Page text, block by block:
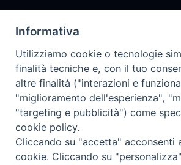
dalle 9.00 alle 12.30
tel. +39 0481
Ufficio Comunicazioni
tel. +39 0481 531663
Informativa
Utilizziamo cookie o tecnologie
finalità tecniche e, con il tuo
altre finalità ("interazioni e
"miglioramento dell'esperienza",
"targeting e pubblicità") come
cookie policy.
Cliccando su "accetta" acconsenti
cookie. Cliccando su